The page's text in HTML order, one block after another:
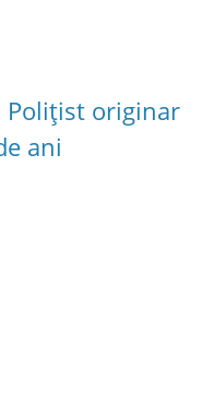
Polițist originar
ani